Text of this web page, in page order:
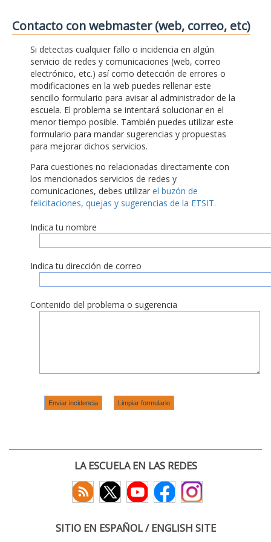
Contacto con webmaster (web, correo, etc)
Si detectas cualquier fallo o incidencia en algún
servicio de redes y comunicaciones (web, correo
electrónico, etc.) así como detección de errores o
modificaciones en la web puedes rellenar este
sencillo formulario para avisar al administrador de la
escuela. El problema se intentará solucionar en el
menor tiempo posible. También puedes utilizar este
formulario para mandar sugerencias y propuestas
para mejorar dichos servicios.
Para cuestiones no relacionadas directamente con
los mencionados servicios de redes y
comunicaciones, debes utilizar el buzón de
felicitaciones, quejas y sugerencias de la ETSIT.
Indica tu nombre
Indica tu dirección de correo
Contenido del problema o sugerencia
LA ESCUELA EN LAS REDES
SITIO EN ESPAÑOL / ENGLISH SITE